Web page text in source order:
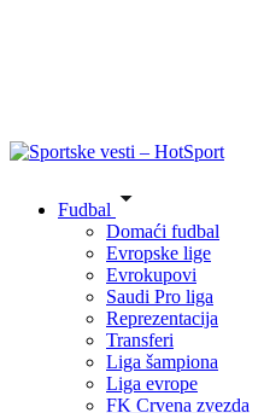
Fudbal
Domaći fudbal
Evropske lige
Evrokupovi
Saudi Pro liga
Reprezentacija
Transferi
Liga šampiona
Liga evrope
FK Crvena zvezda